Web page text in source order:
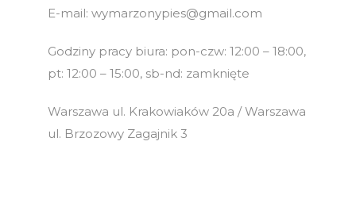
E-mail: wymarzonypies@gmail.com
Godziny pracy biura: pon-czw: 12:00 – 18:00,
pt: 12:00 – 15:00, sb-nd: zamknięte
Warszawa ul. Krakowiaków 20a / Warszawa
ul. Brzozowy Zagajnik 3